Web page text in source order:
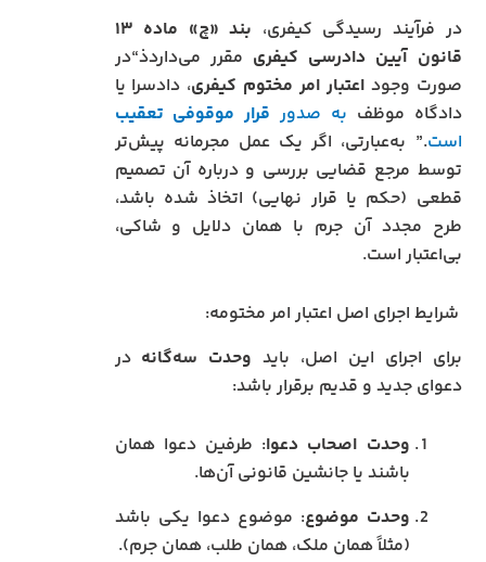
در فرآیند رسیدگی کیفری،
بند «چ» ماده ۱۳
قانون آیین دادرسی کیفری مقرر می‌داردذ“در
صورت وجوداعتبار امر مختوم کیفری، دادسرا یا
دادگاه موظف به صدور قرار موقوفی تعقیب
است.” به‌عبارتی، اگر یک عمل مجرمانه پیش‌تر
توسط مرجع قضایی بررسی و درباره آن تصمیم
قطعی (حکم یا قرار نهایی) اتخاذ شده باشد،
طرح مجدد آن جرم با همان دلایل و شاکی،
بی‌اعتبار است.
شرایط اجرای اصل اعتبار امر مختومه:
برای اجرای این اصل، باید وحدت سه‌گانه در
دعوای جدید و قدیم برقرار باشد:
وحدت اصحاب دعوا: طرفین دعوا همان
باشند یا جانشین قانونی آن‌ها.
وحدت موضوع: موضوع دعوا یکی باشد
(مثلاً همان ملک، همان طلب، همان جرم).